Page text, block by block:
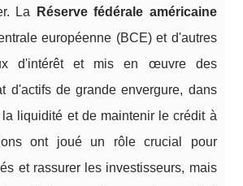
La
Réserve fédérale américaine
européenne (BCE) et d'autres
d'intérêt et mis en œuvre des
d'actifs de grande envergure, dans
liquidité et de maintenir le crédit à
ont joué un rôle crucial pour
et rassurer les investisseurs, mais